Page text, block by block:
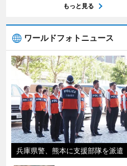
もっと見る
ワールドフォトニュース
兵庫県警、熊本に支援部隊を派遣